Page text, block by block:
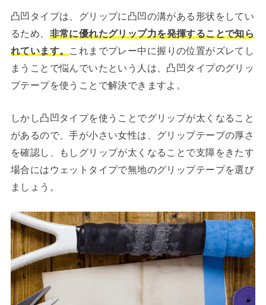
凸凹タイプは、グリップに凸凹の溝がある形状をしてい
るため、 非常に優れたグリップ力を発揮することで知ら
れています。 これまでプレー中に握りの位置がズレてし
まうことで悩んでいたという人は、凸凹タイプのグリッ
プテープを使うことで解決できますよ。
しかし凸凹タイプを使うことでグリップが太くなること
があるので、手が小さい女性は、グリップテープの厚さ
を確認し、もしグリップが太くなることで支障をきたす
場合にはウェットタイプで無地のグリップテープを選び
ましょう。